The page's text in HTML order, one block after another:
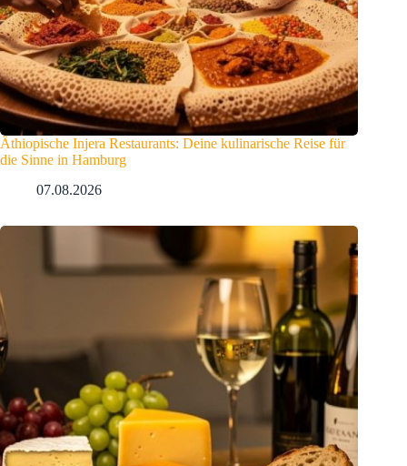
Äthiopische Injera Restaurants: Deine kulinarische Reise für
die Sinne in Hamburg
07.08.2026